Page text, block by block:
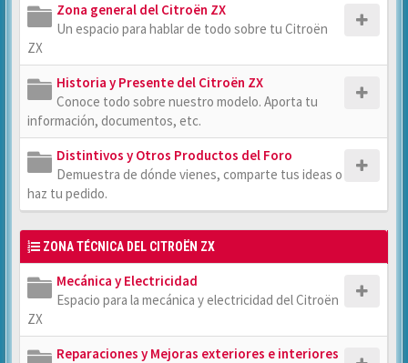
Zona general del Citroën ZX
Un espacio para hablar de todo sobre tu Citroën
ZX
Historia y Presente del Citroën ZX
Conoce todo sobre nuestro modelo. Aporta tu
información, documentos, etc.
Distintivos y Otros Productos del Foro
Demuestra de dónde vienes, comparte tus ideas o
haz tu pedido.
ZONA TÉCNICA DEL CITROËN ZX
Mecánica y Electricidad
Espacio para la mecánica y electricidad del Citroën
ZX
Reparaciones y Mejoras exteriores e interiores